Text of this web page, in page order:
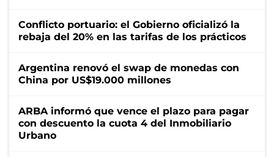
Conflicto portuario: el Gobierno oficializó la
rebaja del 20% en las tarifas de los prácticos
Argentina renovó el swap de monedas con
China por US$19.000 millones
ARBA informó que vence el plazo para pagar
con descuento la cuota 4 del Inmobiliario
Urbano